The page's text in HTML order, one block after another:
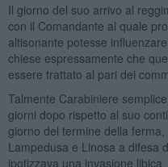
Il giorno del suo arrivo al
con il Comandante al quale
altisonante potesse
chiese espressamente che
essere trattato al pari dei
Talmente Carabiniere
giorni dopo rispetto al suo
giorno del termine della ferma,
Lampedusa e Linosa a difesa
ipotizzava una invasione